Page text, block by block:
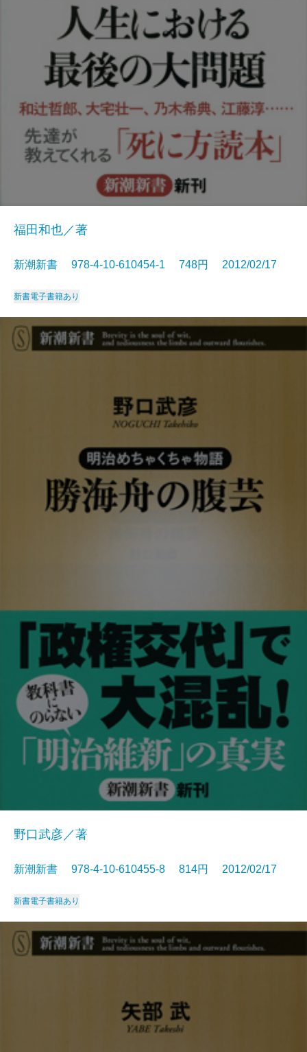
福田和也／著
新潮新書 978-4-10-610454-1 748円 2012/02/17
新書電子書籍あり
野口武彦／著
新潮新書 978-4-10-610455-8 814円 2012/02/17
新書電子書籍あり